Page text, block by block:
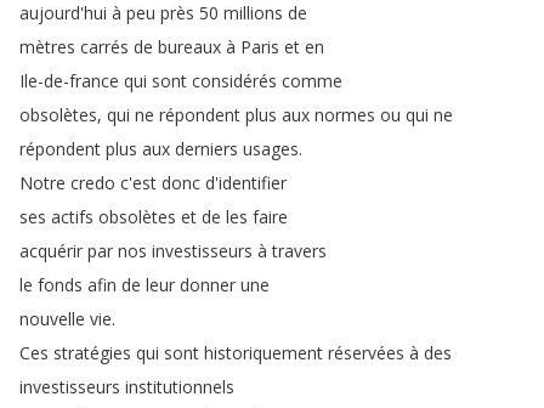
aujourd'hui à peu près 50 millions de
mètres carrés de bureaux à Paris et en
Ile-de-france qui sont considérés comme
obsolètes, qui ne répondent plus aux normes ou qui ne
répondent plus aux derniers usages.
Notre credo c'est donc d'identifier
ses actifs obsolètes et de les faire
acquérir par nos investisseurs à travers
le fonds afin de leur donner une
nouvelle vie.
Ces stratégies qui sont historiquement réservées à des
investisseurs institutionnels